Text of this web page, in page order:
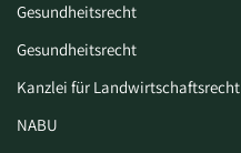
Gesundheitsrecht
Gesundheitsrecht
Kanzlei für Landwirtschaftsrecht
NABU